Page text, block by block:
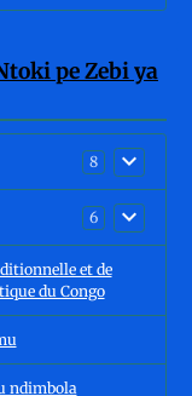
8
6
et de
du Congo
ndimbola